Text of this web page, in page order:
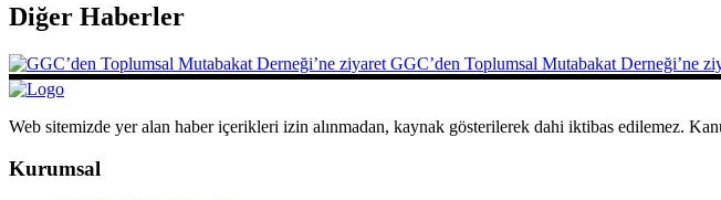
Diğer Haberler
GGC’den Toplumsal Mutabakat Derneği’ne
Web sitemizde yer alan haber içerikleri izin alınmadan, kaynak gösterilerek dahi iktibas edilemez.
Kurumsal